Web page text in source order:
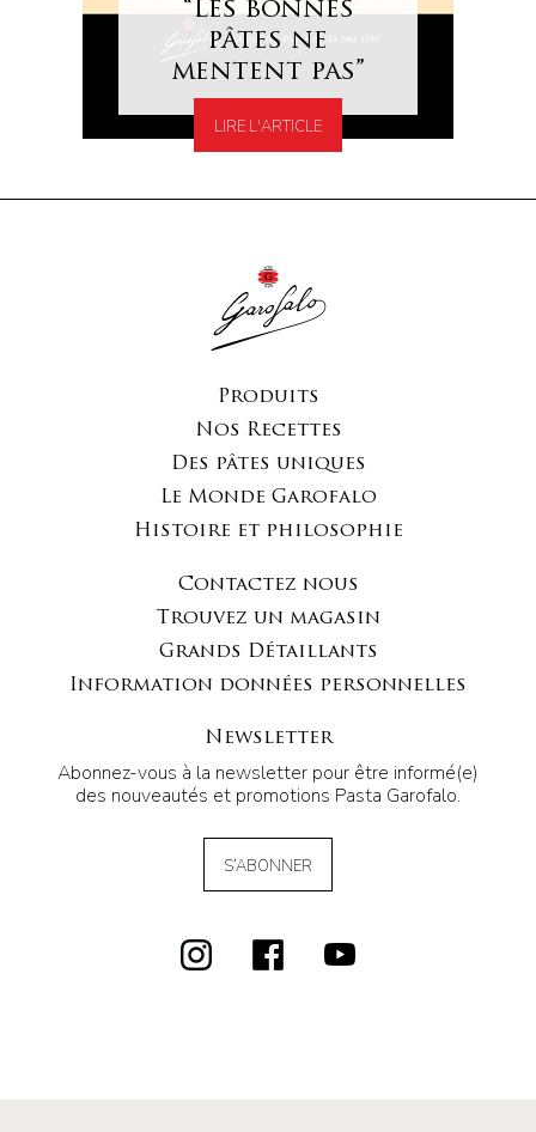
“Les bonnes
pâtes ne
mentent pas”
LIRE L'ARTICLE
Produits
Nos Recettes
Des pâtes uniques
Le Monde Garofalo
Histoire et philosophie
Contactez nous
Trouvez un magasin
Grands Détaillants
Information données personnelles
Newsletter
Abonnez-vous à la newsletter pour être informé(e)
des nouveautés et promotions Pasta Garofalo.
S’ABONNER